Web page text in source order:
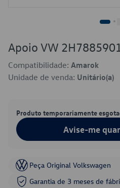
Apoio VW
Compatibilidade: Amarok
Unidade de venda: Unitário(a)
Produto temporariamente
Avise-me
Peça Original Volkswagen
Garantia de 3 meses de